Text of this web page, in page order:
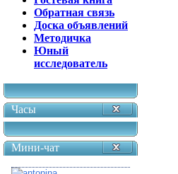
Обратная связь
Доска объявлений
Методичка
Юный
исследователь
Часы
Мини-чат